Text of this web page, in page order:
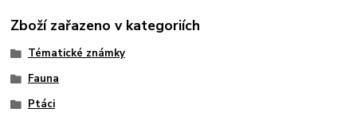
Zboží zařazeno v kategoriích
Tématické známky
Fauna
Ptáci